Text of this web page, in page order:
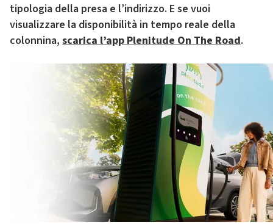
tipologia della presa e l’indirizzo. E se vuoi
visualizzare la disponibilità in tempo reale della
colonnina, scarica l’app Plenitude On The Road.